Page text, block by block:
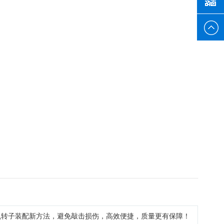
子装配新方法，避免敲击损伤，高效便捷，质量更有保障！